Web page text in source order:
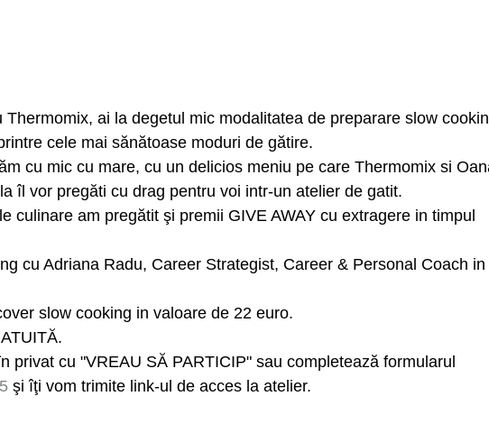
cele mai sănătoase moduri de gătire.
îl vor pregăti cu drag pentru voi intr-un atelier de gatit.
cu Adriana Radu, Career Strategist, Career & Personal Coach in
slow cooking in valoare de 22 euro.
în privat cu "VREAU SĂ PARTICIP" sau completează formularul
şi îţi vom trimite link-ul de acces la atelier.